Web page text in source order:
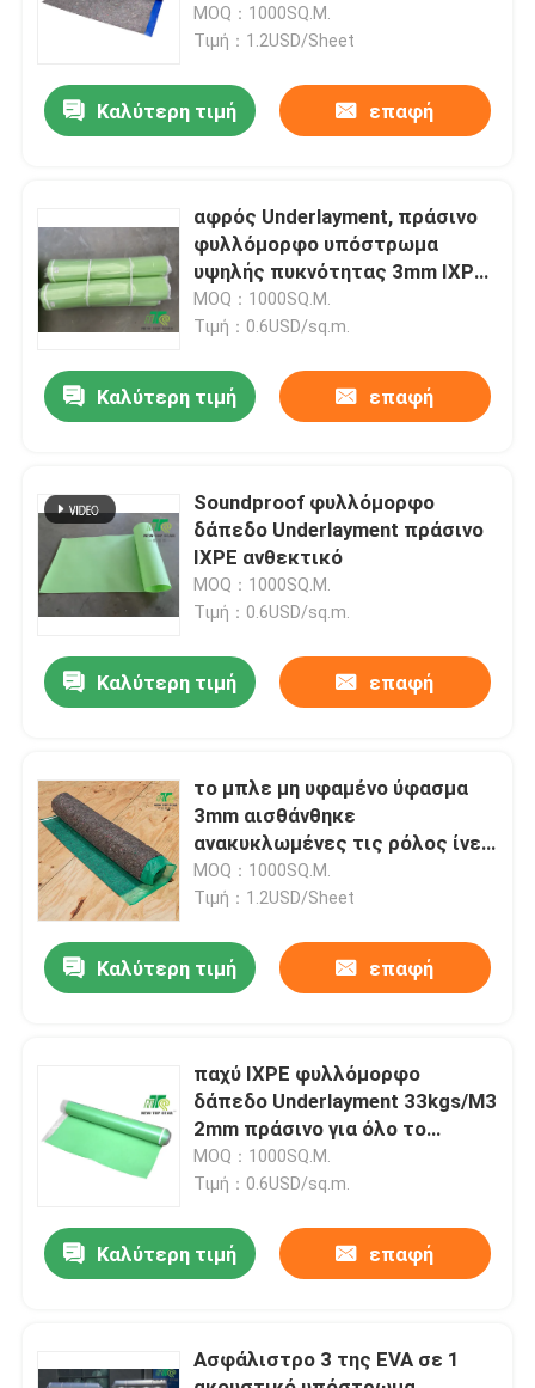
Αρχική Σελίδα
Σχετικά με εμάς
Γύρος εργοστασίων
Ποιοτικός έλεγχος
Νέα
Φυλλόμορφο δάπεδο Underlayment
Ακουστικό πάτωμα Underlayment
Underlayment δαπέδων για το
κατασκευασμένο ξύλο
MOQ：1000SQ.M.
Τιμή：1.2USD/Sheet
Καλύτερη τιμή επαφή
αφρός Underlayment, πράσινο
φυλλόμορφο υπόστρωμα
υψηλής πυκνότητας 3mm IXPE
με την ταινία PE
MOQ：1000SQ.M.
Τιμή：0.6USD/sq.m.
Καλύτερη τιμή επαφή
Soundproof φυλλόμορφο
δάπεδο Underlayment πράσινο
IXPE ανθεκτικό
MOQ：1000SQ.M.
Τιμή：0.6USD/sq.m.
Καλύτερη τιμή επαφή
το μπλε μη υφαμένο ύφασμα
3mm αισθάνθηκε
ανακυκλωμένες τις ρόλος ίνες
για το κατασκευασμένο ξύλο
MOQ：1000SQ.M.
Τιμή：1.2USD/Sheet
Καλύτερη τιμή επαφή
παχύ IXPE φυλλόμορφο
δάπεδο Underlayment 33kgs/M3
2mm πράσινο για όλο το
πάτωμα
MOQ：1000SQ.M.
Τιμή：0.6USD/sq.m.
Καλύτερη τιμή επαφή
Ασφάλιστρο 3 της EVA σε 1